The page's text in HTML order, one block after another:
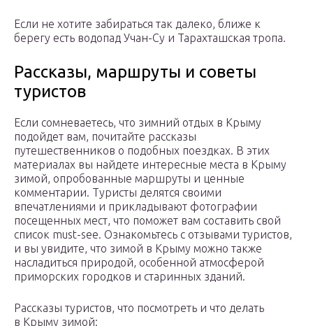
Если не хотите забираться так далеко, ближе к
берегу есть водопад Учан-Су и Тарахташская тропа.
Рассказы, маршруты и советы
туристов
Если сомневаетесь, что зимний отдых в Крыму
подойдет вам, почитайте рассказы
путешественников о подобных поездках. В этих
материалах вы найдете интересные места в Крыму
зимой, опробованные маршруты и ценные
комментарии. Туристы делятся своими
впечатлениями и прикладывают фотографии
посещенных мест, что поможет вам составить свой
список must-see. Ознакомьтесь с отзывами туристов,
и вы увидите, что зимой в Крыму можно также
насладиться природой, особенной атмосферой
приморских городков и старинных зданий.
Рассказы туристов, что посмотреть и что делать
в Крыму зимой: